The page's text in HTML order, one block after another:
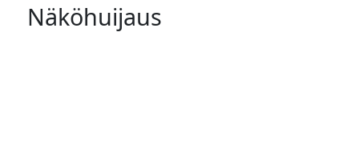
Näköhuijaus